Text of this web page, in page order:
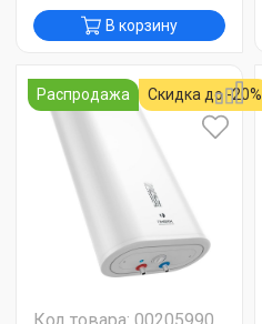
В корзину
Распродажа Скидка до -20%